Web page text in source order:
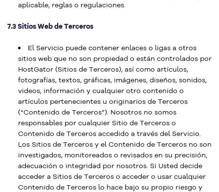
aplicable, reglas o regulaciones.
7.3 Sitios Web de Terceros
El Servicio puede contener enlaces o ligas a otros
sitios web que no son propiedad o están controlados por
HostGator (Sitios de Terceros), así como artículos,
fotografías, textos, gráficas, imágenes, diseños, sonidos,
videos, información y cualquier otro contenido o
artículos pertenecientes u originarios de Terceros
(“Contenido de Terceros”). Nosotros no somos
responsables por cualquier Sitio de Terceros o
Contenido de Terceros accedido a través del Servicio.
Los Sitios de Terceros y el Contenido de Terceros no son
investigados, monitoreados o revisados en su precisión,
adecuación o integridad por nosotros. Si Usted decide
acceder a Sitios de Terceros o acceder o usar cualquier
Contenido de Terceros lo hace bajo su propio riesgo y